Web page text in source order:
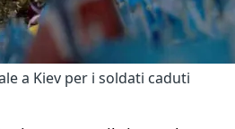
a Kiev per i soldati caduti